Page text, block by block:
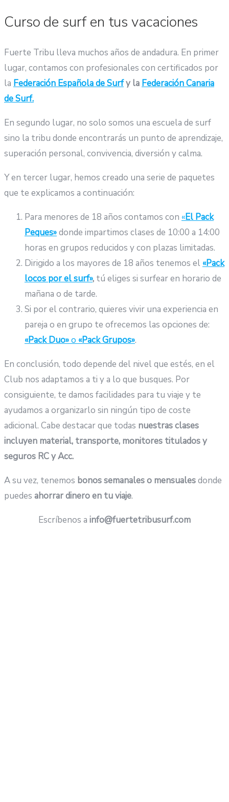
Curso de surf en tus vacaciones
Fuerte Tribu lleva muchos años de andadura. En primer
lugar, contamos con profesionales con certificados por
la Federación Española de Surfy la Federación Canaria
de Surf.
En segundo lugar, no solo somos una escuela de surf
sino la tribu donde encontrarás un punto de aprendizaje,
superación personal, convivencia, diversión y calma.
Y en tercer lugar, hemos creado una serie de paquetes
que te explicamos a continuación:
Para menores de 18 años contamos con «El Pack
Peques»donde impartimos clases de 10:00 a 14:00
horas en grupos reducidos y con plazas limitadas.
Dirigido a los mayores de 18 años tenemos el «Pack
locos por el surf», tú eliges si surfear en horario de
mañana o de tarde.
Si por el contrario, quieres vivir una experiencia en
pareja o en grupo te ofrecemos las opciones de:
«Pack Duo»o «Pack Grupos».
En conclusión, todo depende del nivel que estés, en el
Club nos adaptamos a ti y a lo que busques. Por
consiguiente, te damos facilidades para tu viaje y te
ayudamos a organizarlo sin ningún tipo de coste
adicional. Cabe destacar que todas nuestras clases
incluyen material, transporte, monitores titulados y
seguros RC y Acc.
A su vez, tenemos bonos semanales o mensualesdonde
puedes ahorrar dinero en tu viaje.
Escríbenos a info@fuertetribusurf.com